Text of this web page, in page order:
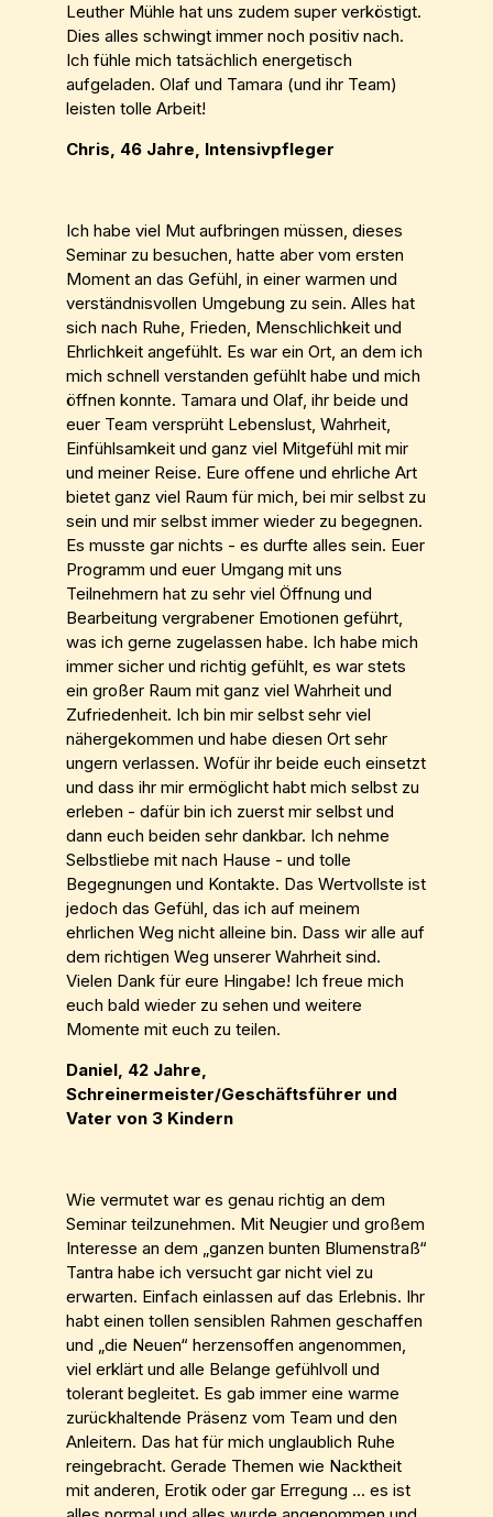
Leuther Mühle hat uns zudem super verköstigt.
Dies alles schwingt immer noch positiv nach.
Ich fühle mich tatsächlich energetisch
aufgeladen. Olaf und Tamara (und ihr Team)
leisten tolle Arbeit!
Chris, 46 Jahre, Intensivpfleger
Ich habe viel Mut aufbringen müssen, dieses
Seminar zu besuchen, hatte aber vom ersten
Moment an das Gefühl, in einer warmen und
verständnisvollen Umgebung zu sein. Alles hat
sich nach Ruhe, Frieden, Menschlichkeit und
Ehrlichkeit angefühlt. Es war ein Ort, an dem ich
mich schnell verstanden gefühlt habe und mich
öffnen konnte. Tamara und Olaf, ihr beide und
euer Team versprüht Lebenslust, Wahrheit,
Einfühlsamkeit und ganz viel Mitgefühl mit mir
und meiner Reise. Eure offene und ehrliche Art
bietet ganz viel Raum für mich, bei mir selbst zu
sein und mir selbst immer wieder zu begegnen.
Es musste gar nichts - es durfte alles sein. Euer
Programm und euer Umgang mit uns
Teilnehmern hat zu sehr viel Öffnung und
Bearbeitung vergrabener Emotionen geführt,
was ich gerne zugelassen habe. Ich habe mich
immer sicher und richtig gefühlt, es war stets
ein großer Raum mit ganz viel Wahrheit und
Zufriedenheit. Ich bin mir selbst sehr viel
nähergekommen und habe diesen Ort sehr
ungern verlassen. Wofür ihr beide euch einsetzt
und dass ihr mir ermöglicht habt mich selbst zu
erleben - dafür bin ich zuerst mir selbst und
dann euch beiden sehr dankbar. Ich nehme
Selbstliebe mit nach Hause - und tolle
Begegnungen und Kontakte. Das Wertvollste ist
jedoch das Gefühl, das ich auf meinem
ehrlichen Weg nicht alleine bin. Dass wir alle auf
dem richtigen Weg unserer Wahrheit sind.
Vielen Dank für eure Hingabe! Ich freue mich
euch bald wieder zu sehen und weitere
Momente mit euch zu teilen.
Daniel, 42 Jahre,
Schreinermeister/Geschäftsführer und
Vater von 3 Kindern
Wie vermutet war es genau richtig an dem
Seminar teilzunehmen. Mit Neugier und großem
Interesse an dem „ganzen bunten Blumenstraß“
Tantra habe ich versucht gar nicht viel zu
erwarten. Einfach einlassen auf das Erlebnis. Ihr
habt einen tollen sensiblen Rahmen geschaffen
und „die Neuen“ herzensoffen angenommen,
viel erklärt und alle Belange gefühlvoll und
tolerant begleitet. Es gab immer eine warme
zurückhaltende Präsenz vom Team und den
Anleitern. Das hat für mich unglaublich Ruhe
reingebracht. Gerade Themen wie Nacktheit
mit anderen, Erotik oder gar Erregung ... es ist